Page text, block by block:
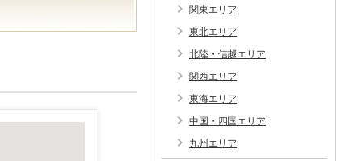
関東エリア
東北エリア
北陸・信越エリア
関西エリア
東海エリア
中国・四国エリア
九州エリア